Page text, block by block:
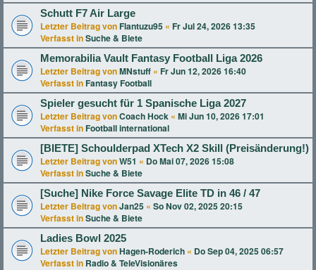
Schutt F7 Air Large
Letzter Beitrag von Flantuzu95 « Fr Jul 24, 2026 13:35
Verfasst inSuche & Biete
Memorabilia Vault Fantasy Football Liga 2026
Letzter Beitrag vonMNstuff « Fr Jun 12, 2026 16:40
Verfasst in Fantasy Football
Spieler gesucht für 1 Spanische Liga 2027
Letzter Beitrag vonCoach Hock « Mi Jun 10, 2026 17:01
Verfasst in Football international
[BIETE] Schoulderpad XTech X2 Skill (Preisänderung!)
Letzter Beitrag vonW51 « Do Mai 07, 2026 15:08
Verfasst inSuche & Biete
[Suche] Nike Force Savage Elite TD in 46 / 47
Letzter Beitrag vonJan25 « So Nov 02, 2025 20:15
Verfasst inSuche & Biete
Ladies Bowl 2025
Letzter Beitrag vonHagen-Roderich « Do Sep 04, 2025 06:57
Verfasst in Radio & TeleVisionäres